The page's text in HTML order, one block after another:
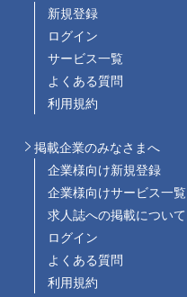
新規登録
ログイン
サービス一覧
よくある質問
利用規約
掲載企業のみなさまへ
企業様向け新規登録
企業様向けサービス一覧
求人誌への掲載について
ログイン
よくある質問
利用規約